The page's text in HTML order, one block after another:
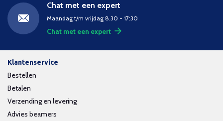
Chat met een expert
Maandag t/m vrijdag 8.30 - 17:30
Chat met een expert
Klantenservice
Bestellen
Betalen
Verzending en levering
Advies beamers